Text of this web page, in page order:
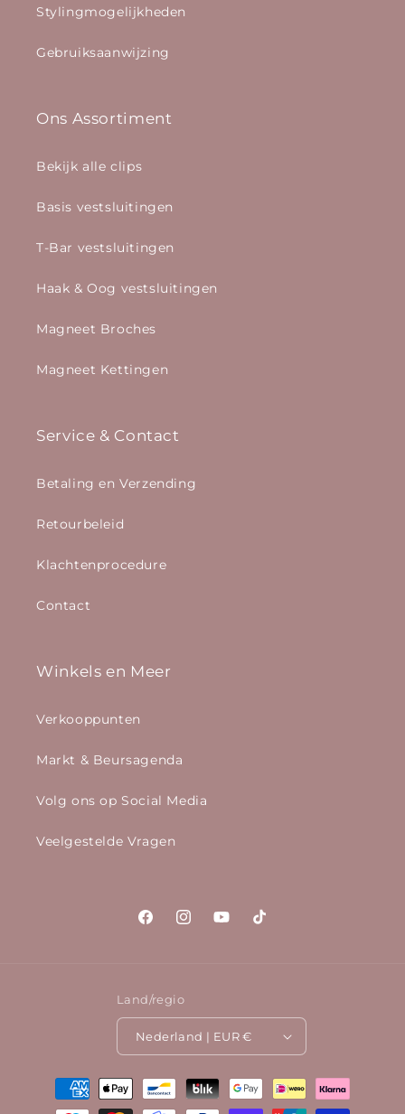
Stylingmogelijkheden
Gebruiksaanwijzing
Ons Assortiment
Bekijk alle clips
Basis vestsluitingen
T-Bar vestsluitingen
Haak & Oog vestsluitingen
Magneet Broches
Magneet Kettingen
Service & Contact
Betaling en Verzending
Retourbeleid
Klachtenprocedure
Contact
Winkels en Meer
Verkooppunten
Markt & Beursagenda
Volg ons op Social Media
Veelgestelde Vragen
FacebookInstagramYouTubeTikTok
Land/regio
Nederland | EUR €
Betaalmethoden